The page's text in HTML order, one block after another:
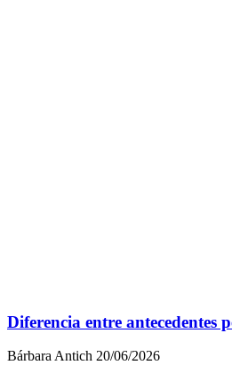
Diferencia entre antecedentes
Bárbara Antich 20/06/2026